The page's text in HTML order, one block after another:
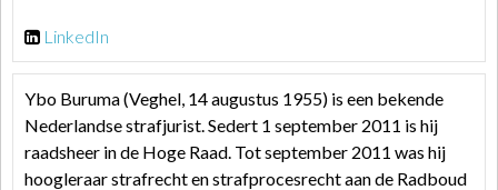
LinkedIn
Ybo Buruma (Veghel, 14 augustus 1955) is een bekende
Nederlandse strafjurist. Sedert 1 september 2011 is hij
raadsheer in de Hoge Raad. Tot september 2011 was hij
hoogleraar strafrecht en strafprocesrecht aan de Radboud